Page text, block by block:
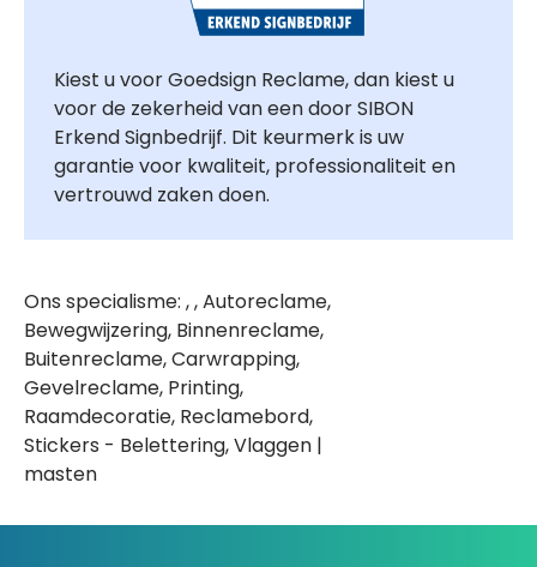
Kiest u voor Goedsign Reclame, dan kiest u
voor de zekerheid van een door SIBON
Erkend Signbedrijf. Dit keurmerk is uw
garantie voor kwaliteit, professionaliteit en
vertrouwd zaken doen.
Ons specialisme: , , Autoreclame,
Bewegwijzering, Binnenreclame,
Buitenreclame, Carwrapping,
Gevelreclame, Printing,
Raamdecoratie, Reclamebord,
Stickers - Belettering, Vlaggen |
masten